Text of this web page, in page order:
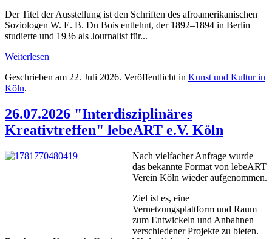
Der Titel der Ausstellung ist den Schriften des afroamerikanischen
Soziologen W. E. B. Du Bois entlehnt, der 1892–1894 in Berlin
studierte und 1936 als Journalist für...
Weiterlesen
Geschrieben am 22. Juli 2026. Veröffentlicht in Kunst und Kultur in
Köln.
26.07.2026 "Interdisziplinäres
Kreativtreffen" lebeART e.V. Köln
Nach vielfacher Anfrage wurde
das bekannte Format von lebeART
Verein Köln wieder aufgenommen.
Ziel ist es, eine
Vernetzungsplattform und Raum
zum Entwickeln und Anbahnen
verschiedener Projekte zu bieten.